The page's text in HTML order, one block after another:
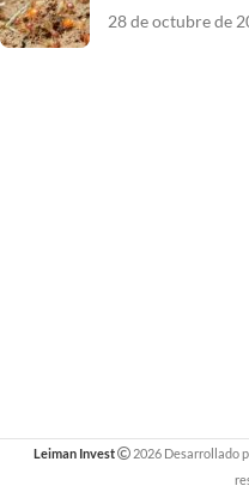
28 de octubre de
Leiman Invest 2026 Desarrollado